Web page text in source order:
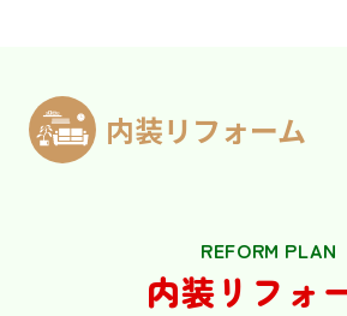
内装リフォーム
ライフスタイルに合わせ
REFORM PLAN
内装リフォ